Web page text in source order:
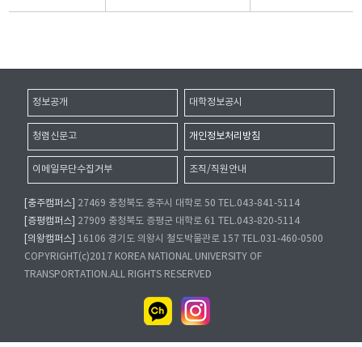
정보공개 대학정보공시
청렴신문고 개인정보처리방침
이메일무단수집거부 조직/직원안내
[충주캠퍼스]
27469 충청북도 충주시 대학로 50 TEL.043-841-5114
[증평캠퍼스]
27909 충청북도 증평군 대학로 61 TEL.043-820-5114
[의왕캠퍼스]
16106 경기도 의왕시 철도박물관로 157 TEL.031-460-0500
COPYRIGHT(c)2017 KOREA NATIONAL UNIVERSITY OF
TRANSPORTATION.ALL RIGHTS RESERVED